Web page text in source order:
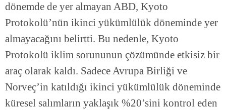
dönemde de yer almayan ABD, Kyoto
Protokolü’nün ikinci yükümlülük döneminde yer
almayacağını belirtti. Bu nedenle, Kyoto
Protokolü iklim sorununun çözümünde etkisiz bir
araç olarak kaldı. Sadece Avrupa Birliği ve
Norveç’in katıldığı ikinci yükümlülük döneminde
küresel salımların yaklaşık %20’sini kontrol eden